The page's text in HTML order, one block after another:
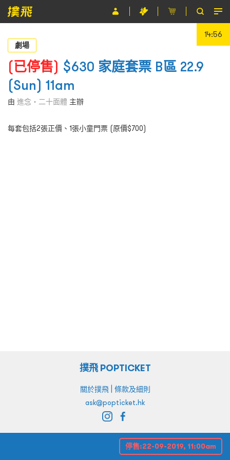
節目
主辦單位
關於撲飛
條款及細則
EN
14:56
劇場
(已停售) $630 家庭套票 B區 22.9
(Sun) 11am
由 進念‧二十面體 主辦
每套包括2張正價、1張小童門票 (原價$700‬)
停售:22-09-2019, 11:00am
撲飛 POPTICKET
關於撲飛| 條款及細則
ask@popticket.hk